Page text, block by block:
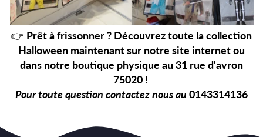
👉 Prêt à frissonner ? Découvrez toute la collection
Halloween maintenant sur notre site internet ou
dans notre boutique physique au 31 rue d'avron
75020 !
Pour toute question contactez nous au 0143314136